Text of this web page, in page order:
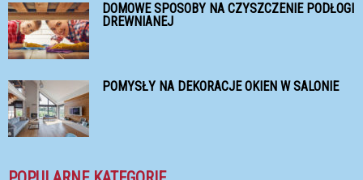
DOMOWE SPOSOBY NA CZYSZCZENIE PODŁOGI
DREWNIANEJ
POMYSŁY NA DEKORACJE OKIEN W SALONIE